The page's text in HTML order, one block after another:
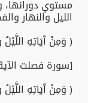
مستوي
الليل والنهار
﴿ وَمِنْ آَيَاتِهِ اللَّيْلُ
[سورة فصلت
﴿ وَمِنْ آَيَاتِهِ